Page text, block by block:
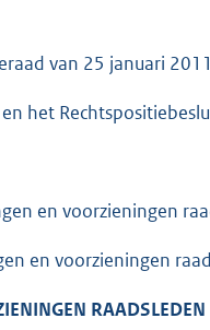
van 25 januari
het
en voorzieningen
en voorzieningen
RAADSLEDEN